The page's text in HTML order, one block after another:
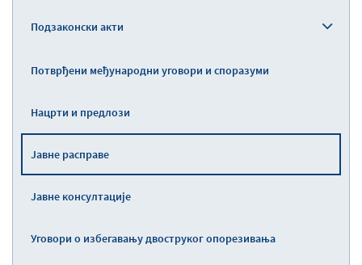
Подзаконски акти
Потврђени међународни уговори и споразуми
Нацрти и предлози
Јавне расправе
Јавне консултације
Уговори о избегавању двоструког опорезивања